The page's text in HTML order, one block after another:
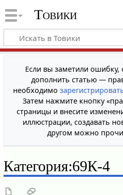
Товики
Если вы заметили ошибку,
дополнить статью —
необходимо
Затем нажмите кнопку
страницы и внесите
иллюстрации, создавать
другом можно
Категория:69К-4